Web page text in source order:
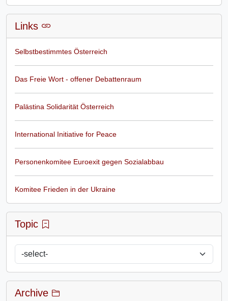
Links
Selbstbestimmtes Österreich
Das Freie Wort - offener Debattenraum
Palästina Solidarität Österreich
International Initiative for Peace
Personenkomitee Euroexit gegen Sozialabbau
Komitee Frieden in der Ukraine
Topic
Archive